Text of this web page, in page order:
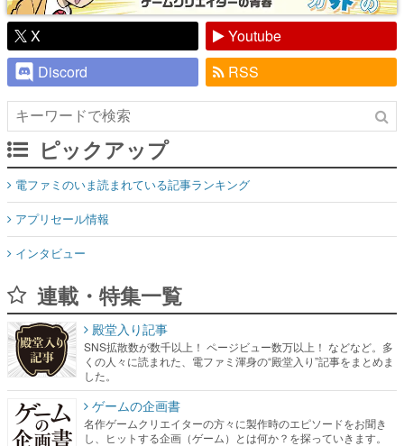
X
Youtube
Discord
RSS
ピックアップ
電ファミのいま読まれている記事ランキング
アプリセール情報
インタビュー
連載・特集一覧
殿堂入り記事
SNS拡散数が数千以上！ ページビュー数万以上！ などなど。多
くの人々に読まれた、電ファミ渾身の“殿堂入り”記事をまとめま
した。
ゲームの企画書
名作ゲームクリエイターの方々に製作時のエピソードをお聞き
し、ヒットする企画（ゲーム）とは何か？を探っていきます。